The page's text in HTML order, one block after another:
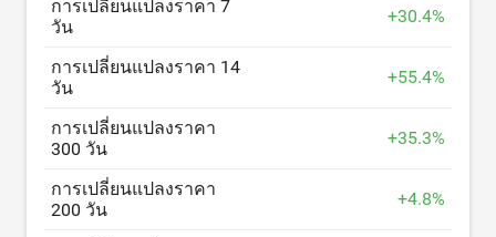
การเปลี่ยนแปลงราคา 7
วัน
+30.4%
การเปลี่ยนแปลงราคา 14
วัน
+55.4%
การเปลี่ยนแปลงราคา
300 วัน
+35.3%
การเปลี่ยนแปลงราคา
200 วัน
+4.8%